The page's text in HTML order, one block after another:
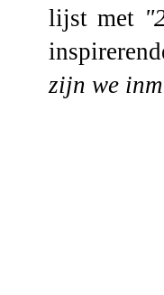
lijst met
zijn we